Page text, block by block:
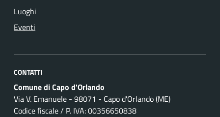
Luoghi
Eventi
CONTATTI
Comune di Capo d'Orlando
Via V. Emanuele - 98071 - Capo d'Orlando (ME)
Codice fiscale / P. IVA: 00356650838